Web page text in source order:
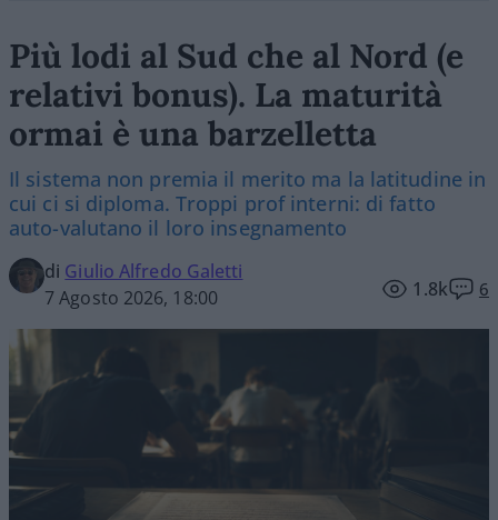
Più lodi al Sud che al Nord (e
relativi bonus). La maturità
ormai è una barzelletta
Il sistema non premia il merito ma la latitudine in
cui ci si diploma. Troppi prof interni: di fatto
auto-valutano il loro insegnamento
di Giulio Alfredo Galetti
7 Agosto 2026, 18:00
1.8k 6